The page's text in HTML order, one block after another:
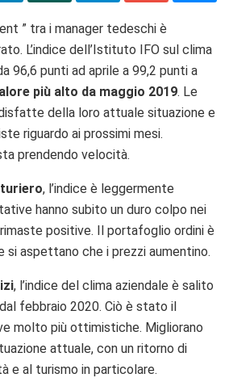
” tra i manager tedeschi è
L’indice dell’Istituto IFO sul clima
96,6 punti ad aprile a 99,2 punti a
più alto da maggio 2019. Le
della loro attuale situazione e
riguardo ai prossimi mesi.
prendendo velocità.
, l’indice è leggermente
hanno subito un duro colpo nei
positive. Il portafoglio ordini è
si aspettano che i prezzi aumentino.
, l’indice del clima aziendale è salito
febbraio 2020. Ciò è stato il
molto più ottimistiche. Migliorano
attuale, con un ritorno di
e al turismo in particolare.